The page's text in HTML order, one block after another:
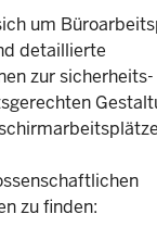
um
detaillierte
zur sicherheits-
zu finden: